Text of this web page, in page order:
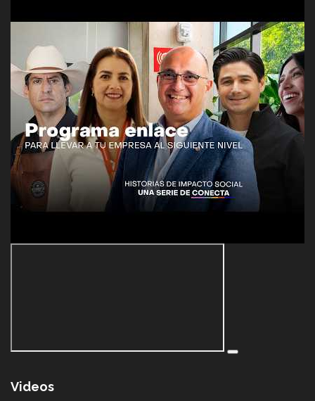
Videos